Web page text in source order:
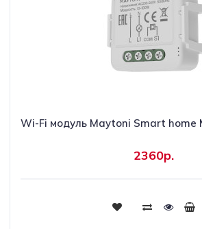
Wi-Fi модуль Maytoni Smart home
2360р.
Купить